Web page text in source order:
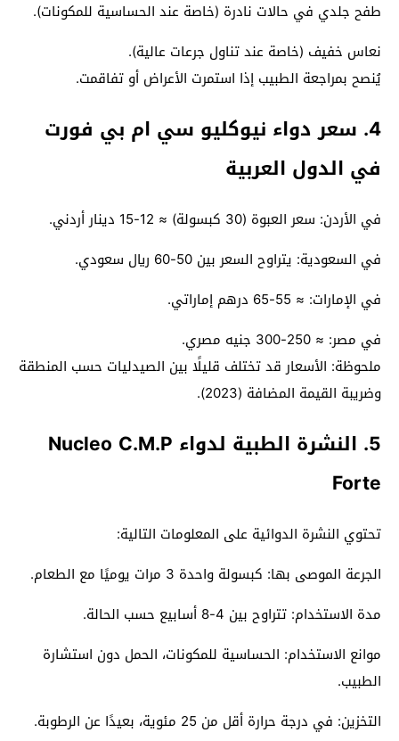
طفح جلدي في حالات نادرة (خاصة عند الحساسية للمكونات).
نعاس خفيف (خاصة عند تناول جرعات عالية).
يُنصح بمراجعة الطبيب إذا استمرت الأعراض أو تفاقمت.
4. سعر دواء نيوكليو سي ام بي فورت
في الدول العربية
في الأردن: سعر العبوة (30 كبسولة) ≈ 12-15 دينار أردني.
في السعودية: يتراوح السعر بين 50-60 ريال سعودي.
في الإمارات: ≈ 55-65 درهم إماراتي.
في مصر: ≈ 250-300 جنيه مصري.
ملحوظة: الأسعار قد تختلف قليلًا بين الصيدليات حسب المنطقة
وضريبة القيمة المضافة (2023).
5. النشرة الطبية لدواء Nucleo C.M.P
Forte
تحتوي النشرة الدوائية على المعلومات التالية:
الجرعة الموصى بها: كبسولة واحدة 3 مرات يوميًا مع الطعام.
مدة الاستخدام: تتراوح بين 4-8 أسابيع حسب الحالة.
موانع الاستخدام: الحساسية للمكونات، الحمل دون استشارة
الطبيب.
التخزين: في درجة حرارة أقل من 25 مئوية، بعيدًا عن الرطوبة.